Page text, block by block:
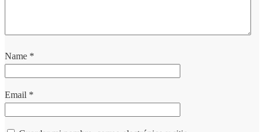
Name *
Email *